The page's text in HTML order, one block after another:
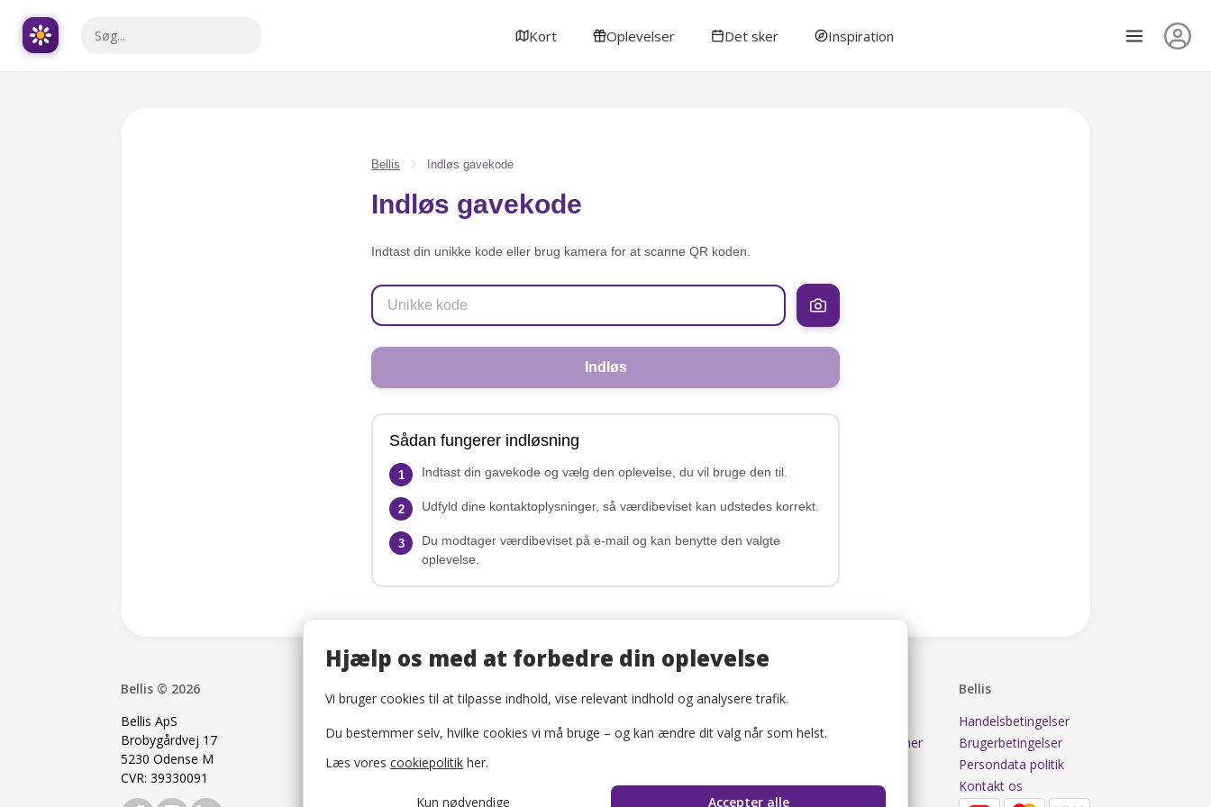
Kort Oplevelser Det sker Inspiration
Bellis Indløs gavekode
Indløs gavekode
Indtast din unikke kode eller brug kamera for at scanne QR koden.
Indløs
Sådan fungerer indløsning
1 Indtast din gavekode og vælg den oplevelse, du vil bruge den til.
2 Udfyld dine kontaktoplysninger, så værdibeviset kan udstedes korrekt.
3
Du modtager værdibeviset på e-mail og kan benytte den valgte
oplevelse.
Bellis © 2026
Bellis ApS
Brobygårdvej 17
5230 Odense M
CVR: 39330091
Bellis
Handelsbetingelser
Brugerbetingelser
Persondata politik
Kontakt os
Funktioner
Overnatningssteder
Beregn besparelse
Hjælp os med at forbedre din oplevelse
Vi bruger cookies til at tilpasse indhold, vise relevant indhold og analysere trafik.
Du bestemmer selv, hvilke cookies vi må bruge – og kan ændre dit valg når som helst.
Læs vores cookiepolitik her.
Kun nødvendige Accepter alle